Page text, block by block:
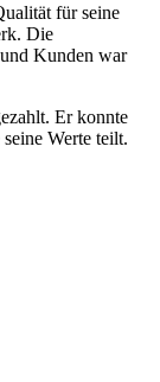
für seine
Die
Kunden war
Er konnte
Werte teilt.